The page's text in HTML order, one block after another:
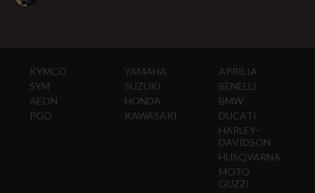
KYMCO
SYM
AEON
PGO
YAMAHA
SUZUKI
HONDA
KAWASAKI
APRILIA
BENELLI
BMW
DUCATI
HARLEY-
DAVIDSON
HUSQVARNA
MOTO
GUZZI